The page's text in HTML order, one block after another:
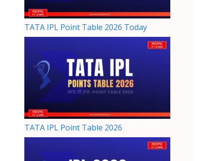
TATA IPL Point Table 2026 Today
TATA IPL Point Table 2026